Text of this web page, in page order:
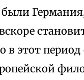
были
в этот